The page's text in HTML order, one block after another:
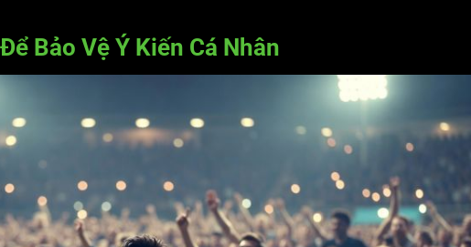
Bảo Vệ Ý Kiến Cá Nhân